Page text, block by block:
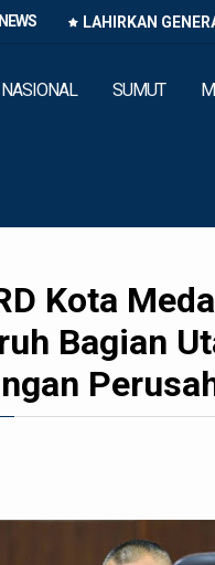
LAHIRKAN
NASIONAL SUMUT
Kota
Bagian